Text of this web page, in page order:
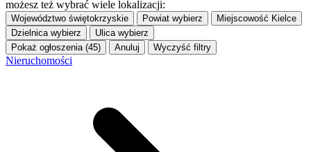
możesz też wybrać wiele lokalizacji:
Województwo świętokrzyskie Powiat wybierz Miejscowość Kielce
Dzielnica wybierz Ulica wybierz
Pokaż ogłoszenia (45)
Anuluj Wyczyść filtry
Nieruchomości